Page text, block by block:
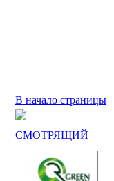
В начало страницы
СМОТРЯЩИЙ